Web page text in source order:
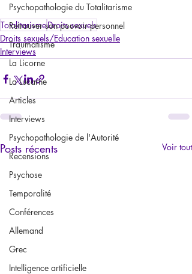
Psychopathologie du Totalitarisme
Retrouver son pouvoir personnel
Traumatisme
La Licorne
La Lucarne
Articles
Interviews
Psychopathologie de l'Autorité
Recensions
Psychose
Temporalité
Conférences
Allemand
Grec
Intelligence artificielle
TotalitarismeDroits sexuels
Droits sexuels/Education sexuelle
Interviews
Posts récents Voir tout